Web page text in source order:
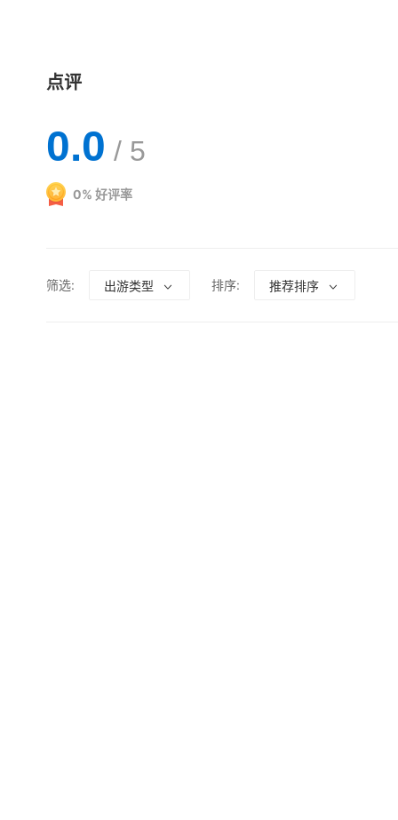
点评
0.0 / 5
0% 好评率
筛选: 出游类型 排序: 推荐排序